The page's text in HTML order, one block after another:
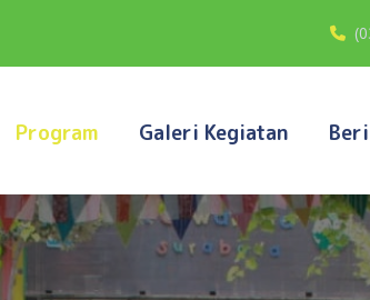
Program Galeri Kegiatan